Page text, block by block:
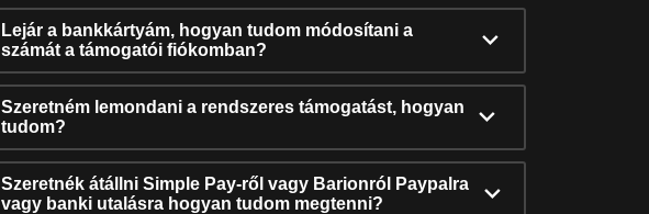
Lejár a bankkártyám, hogyan tudom módosítani a
számát a támogatói fiókomban?
Szeretném lemondani a rendszeres támogatást, hogyan
tudom?
Szeretnék átállni Simple Pay-ről vagy Barionról Paypalra
vagy banki utalásra hogyan tudom megtenni?